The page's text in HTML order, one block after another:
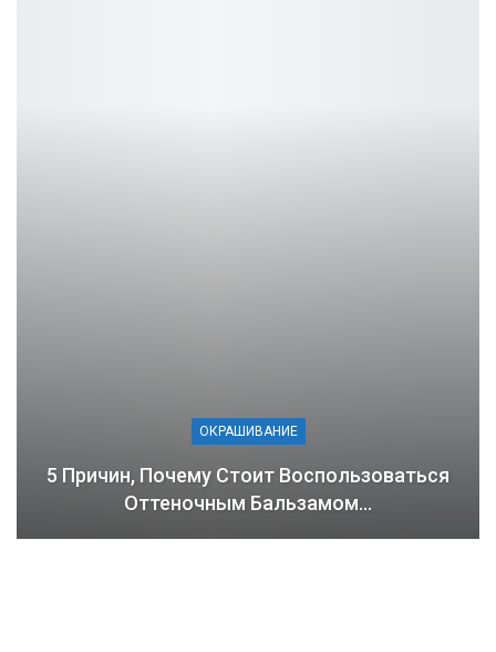
ОКРАШИВАНИЕ
5 Причин, Почему Стоит Воспользоваться
Оттеночным Бальзамом…